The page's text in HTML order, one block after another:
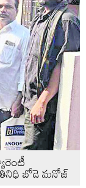
బోడె మనోజ్‌